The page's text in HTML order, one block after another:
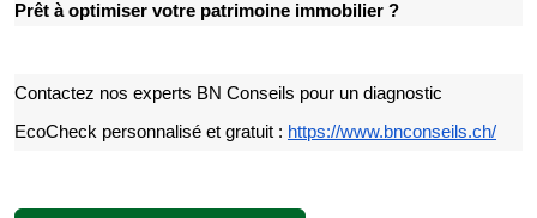
Prêt à optimiser votre patrimoine immobilier ?
Contactez nos experts BN Conseils pour un diagnostic
EcoCheck personnalisé et gratuit : https://www.bnconseils.ch/